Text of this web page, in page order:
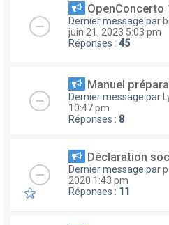
OpenConcerto
Dernier message par
juin 21, 2023 5:03 pm
Réponses : 45
Manuel
Dernier message par
10:47 pm
Réponses : 8
Déclaration
Dernier message par
2020 1:43 pm
Réponses : 11